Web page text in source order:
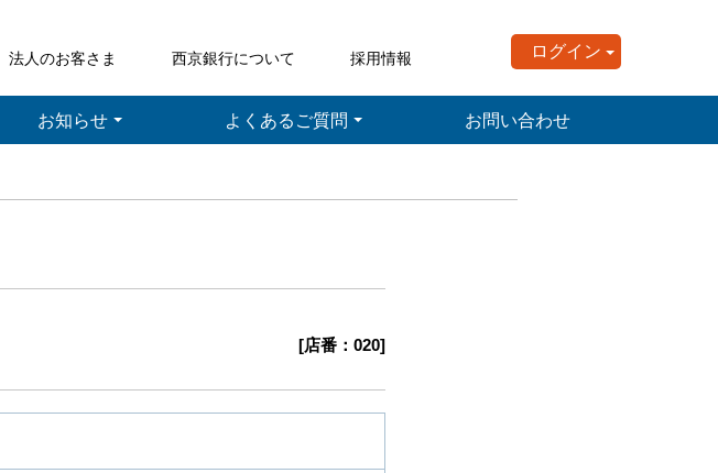
法人のお客さま 西京銀行について 採用情報 ログイン
お知らせ よくあるご質問 お問い合わせ
[店番：020]